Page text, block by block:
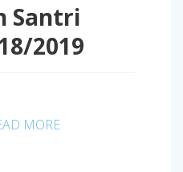
Santri
2019
MORE